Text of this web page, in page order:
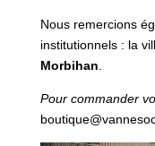
Nous remercions
institutionnels : la
Morbihan.
Pour commander